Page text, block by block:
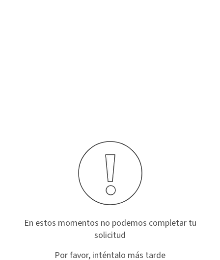
En estos momentos no podemos completar tu
solicitud
Por favor, inténtalo más tarde